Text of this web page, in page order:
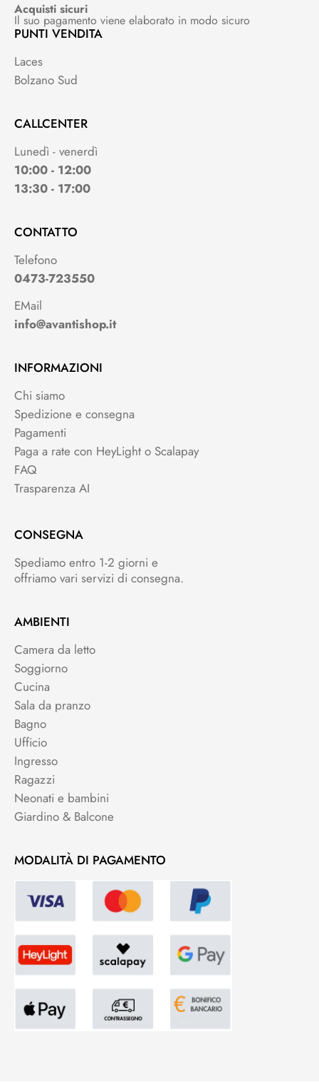
Acquisti sicuri
Il suo pagamento viene elaborato in modo sicuro
PUNTI VENDITA
Laces
Bolzano Sud
CALLCENTER
Lunedì - venerdì
10:00 - 12:00
13:30 - 17:00
CONTATTO
Telefono
0473-723550
EMail
info@avantishop.it
INFORMAZIONI
Chi siamo
Spedizione e consegna
Pagamenti
Paga a rate con HeyLight o Scalapay
FAQ
Trasparenza AI
CONSEGNA
Spediamo entro 1-2 giorni e
offriamo vari servizi di consegna.
AMBIENTI
Camera da letto
Soggiorno
Cucina
Sala da pranzo
Bagno
Ufficio
Ingresso
Ragazzi
Neonati e bambini
Giardino & Balcone
MODALITÀ DI PAGAMENTO